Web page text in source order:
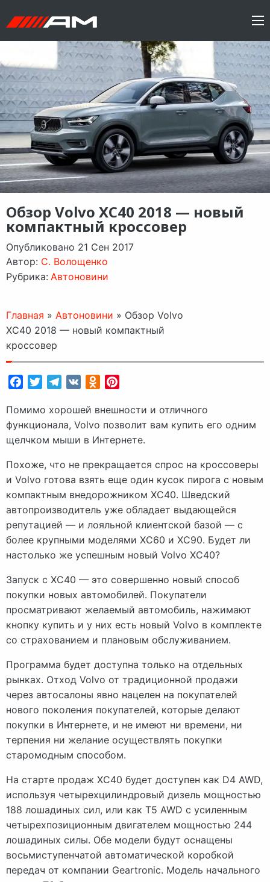
Обзор Volvo XC40 2018 — новый
компактный кроссовер
Опубликовано 21 Сен 2017
Автор: C. Волощенко
Рубрика: Автоновини
Главная » Автоновини » Обзор Volvo
XC40 2018 — новый компактный
кроссовер
FacebookTwitterTelegram
VK Odnoklassniki
Помимо хорошей внешности и отличного
функционала, Volvo позволит вам купить его одним
щелчком мыши в Интернете.
Похоже, что не прекращается спрос на кроссоверы
и Volvo готова взять еще один кусок пирога с новым
компактным внедорожником XC40. Шведский
автопроизводитель уже обладает выдающейся
репутацией — и лояльной клиентской базой — с
более крупными моделями XC60 и XC90. Будет ли
настолько же успешным новый Volvo XC40?
Запуск с XC40 — это совершенно новый способ
покупки новых автомобилей. Покупатели
просматривают желаемый автомобиль, нажимают
кнопку купить и у них есть новый Volvo в комплекте
со страхованием и плановым обслуживанием.
Программа будет доступна только на отдельных
рынках. Отход Volvo от традиционной продажи
через автосалоны явно нацелен на покупателей
нового поколения покупателей, которые делают
покупки в Интернете, и не имеют ни времени, ни
терпения ни желание осуществлять покупки
старомодным способом.
На старте продаж XC40 будет доступен как D4 AWD,
используя четырехцилиндровый дизель мощностью
188 лошадиных сил, или как T5 AWD с усиленным
четырехпозиционным двигателем мощностью 244
лошадиных силы. Обе модели будут оснащены
восьмиступенчатой ​​автоматической коробкой
передач от компании Geartronic. Модель начального